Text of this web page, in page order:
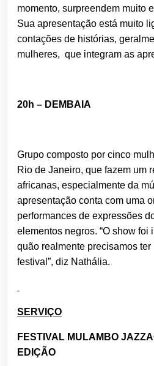
momento, surpreendem muito
Sua apresentação está muito
contações de histórias,
mulheres, que integram as
20h – DEMBAIA
Grupo composto por cinco
Rio de Janeiro, que fazem um
africanas, especialmente da
apresentação conta com uma
performances de expressões
elementos negros. “O show foi
quão realmente precisamos
festival”, diz Nathália.
SERVIÇO
FESTIVAL MULAMBO
EDIÇÃO